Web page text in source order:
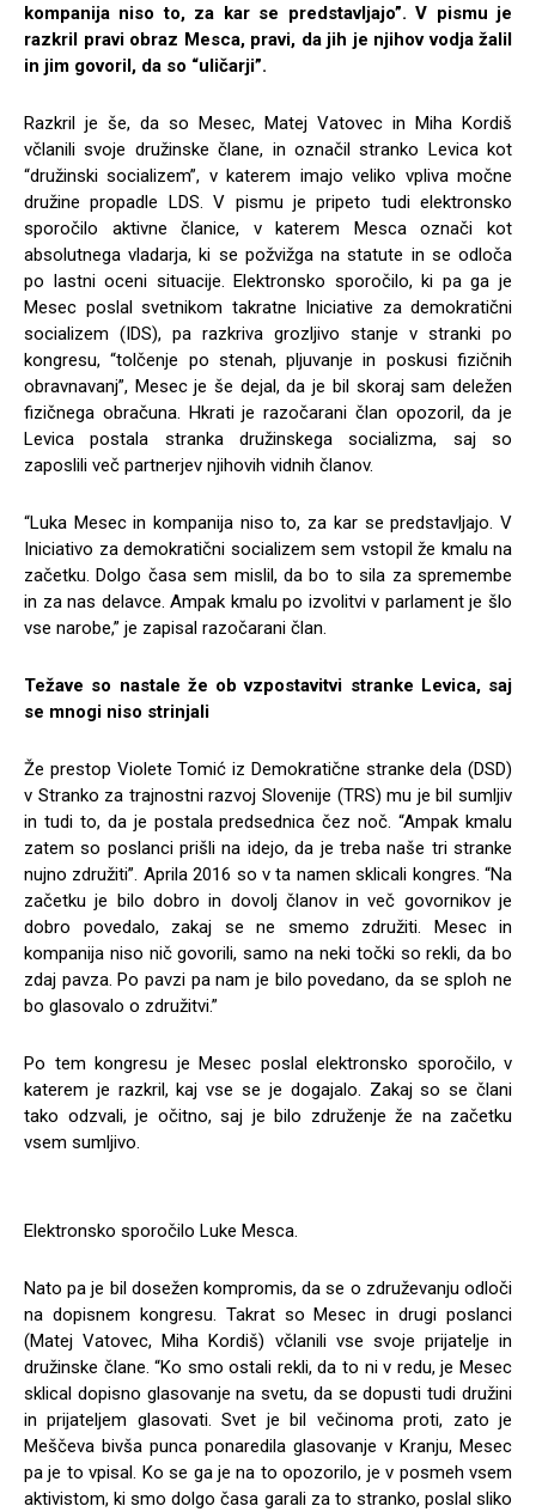
kompanija niso to, za kar se predstavljajo”. V pismu je
razkril pravi obraz Mesca, pravi, da jih je njihov vodja žalil
in jim govoril, da so “uličarji”.
Razkril je še, da so Mesec, Matej Vatovec in Miha Kordiš
včlanili svoje družinske člane, in označil stranko Levica kot
“družinski socializem”, v katerem imajo veliko vpliva močne
družine propadle LDS. V pismu je pripeto tudi elektronsko
sporočilo aktivne članice, v katerem Mesca označi kot
absolutnega vladarja, ki se požvižga na statute in se odloča
po lastni oceni situacije. Elektronsko sporočilo, ki pa ga je
Mesec poslal svetnikom takratne Iniciative za demokratični
socializem (IDS), pa razkriva grozljivo stanje v stranki po
kongresu, “tolčenje po stenah, pljuvanje in poskusi fizičnih
obravnavanj”, Mesec je še dejal, da je bil skoraj sam deležen
fizičnega obračuna. Hkrati je razočarani član opozoril, da je
Levica postala stranka družinskega socializma, saj so
zaposlili več partnerjev njihovih vidnih članov.
“Luka Mesec in kompanija niso to, za kar se predstavljajo. V
Iniciativo za demokratični socializem sem vstopil že kmalu na
začetku. Dolgo časa sem mislil, da bo to sila za spremembe
in za nas delavce. Ampak kmalu po izvolitvi v parlament je šlo
vse narobe,” je zapisal razočarani član.
Težave so nastale že ob vzpostavitvi stranke Levica, saj
se mnogi niso strinjali
Že prestop Violete Tomić iz Demokratične stranke dela (DSD)
v Stranko za trajnostni razvoj Slovenije (TRS) mu je bil sumljiv
in tudi to, da je postala predsednica čez noč. “Ampak kmalu
zatem so poslanci prišli na idejo, da je treba naše tri stranke
nujno združiti”. Aprila 2016 so v ta namen sklicali kongres. “Na
začetku je bilo dobro in dovolj članov in več govornikov je
dobro povedalo, zakaj se ne smemo združiti. Mesec in
kompanija niso nič govorili, samo na neki točki so rekli, da bo
zdaj pavza. Po pavzi pa nam je bilo povedano, da se sploh ne
bo glasovalo o združitvi.”
Po tem kongresu je Mesec poslal elektronsko sporočilo, v
katerem je razkril, kaj vse se je dogajalo. Zakaj so se člani
tako odzvali, je očitno, saj je bilo združenje že na začetku
vsem sumljivo.
Elektronsko sporočilo Luke Mesca.
Nato pa je bil dosežen kompromis, da se o združevanju odloči
na dopisnem kongresu. Takrat so Mesec in drugi poslanci
(Matej Vatovec, Miha Kordiš) včlanili vse svoje prijatelje in
družinske člane. “Ko smo ostali rekli, da to ni v redu, je Mesec
sklical dopisno glasovanje na svetu, da se dopusti tudi družini
in prijateljem glasovati. Svet je bil večinoma proti, zato je
Meščeva bivša punca ponaredila glasovanje v Kranju, Mesec
pa je to vpisal. Ko se ga je na to opozorilo, je v posmeh vsem
aktivistom, ki smo dolgo časa garali za to stranko, poslal sliko